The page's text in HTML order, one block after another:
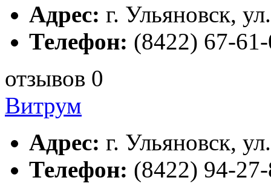
Адрес: г. Ульяновск,
Телефон: (8422) 67-
отзывов 0
Витрум
Адрес: г. Ульяновск,
Телефон: (8422) 94-